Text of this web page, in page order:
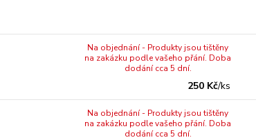
250 Kč/ks
Na objednání - Produkty jsou tištěny
na zakázku podle vašeho přání. Doba
dodání cca 5 dní.
Na objednání - Produkty jsou tištěny
na zakázku podle vašeho přání. Doba
dodání cca 5 dní.